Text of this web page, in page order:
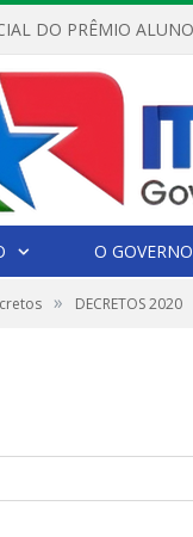
O GOVERNO
» DECRETOS 2020